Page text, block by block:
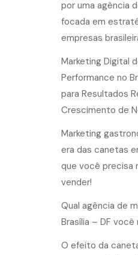
por uma agência
focada em
empresas
Marketing Digital
Performance no
para Resultados
Crescimento de
Marketing
era das canetas
que você precisa
vender!
Qual agência de
Brasília – DF
O efeito da